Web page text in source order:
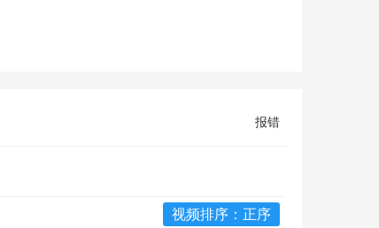
报错
视频排序：正序